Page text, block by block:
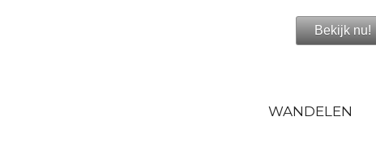
Bekijk nu!
WANDELEN